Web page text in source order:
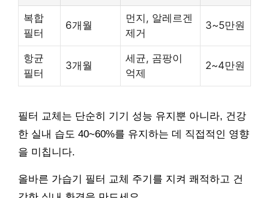
복합
필터
6개월
먼지, 알레르겐
제거
3~5만원
항균
필터
3개월
세균, 곰팡이
억제
2~4만원
필터 교체는 단순히 기기 성능 유지뿐 아니라, 건강
한 실내 습도 40~60%를 유지하는 데 직접적인 영향
을 미칩니다.
올바른 가습기 필터 교체 주기를 지켜 쾌적하고 건